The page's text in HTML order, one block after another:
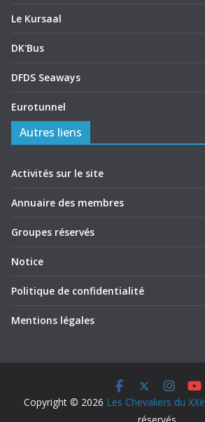
Le Kursaal
DK'Bus
DFDS Seaways
Eurotunnel
Autres liens
Activités sur le site
Annuaire des membres
Groupes réservés
Notice
Politique de confidentialité
Mentions légales
Copyright © 2026 Les Chevaliers du